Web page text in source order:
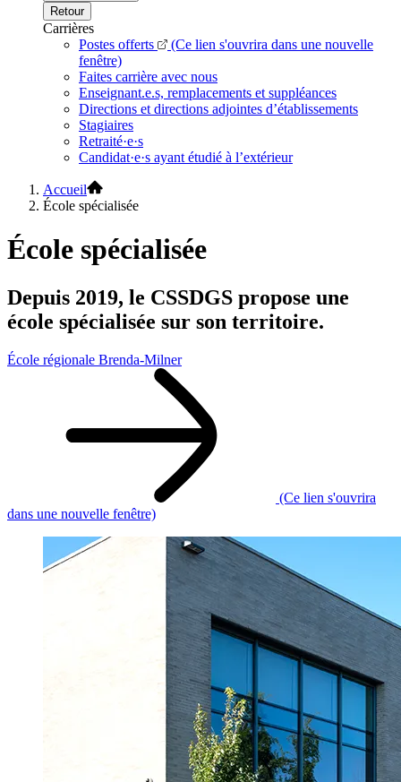
Retour
Carrières
Postes offerts
(Ce lien s'ouvrira dans une nouvelle
fenêtre)
Faites carrière avec nous
Enseignant.e.s, remplacements et suppléances
Directions et directions adjointes d’établissements
Stagiaires
Retraité·e·s
Candidat·e·s ayant étudié à l’extérieur
Accueil
École spécialisée
École spécialisée
Depuis 2019, le CSSDGS propose une
école spécialisée sur son territoire.
École régionale Brenda-Milner
(Ce lien s'ouvrira
dans une nouvelle fenêtre)